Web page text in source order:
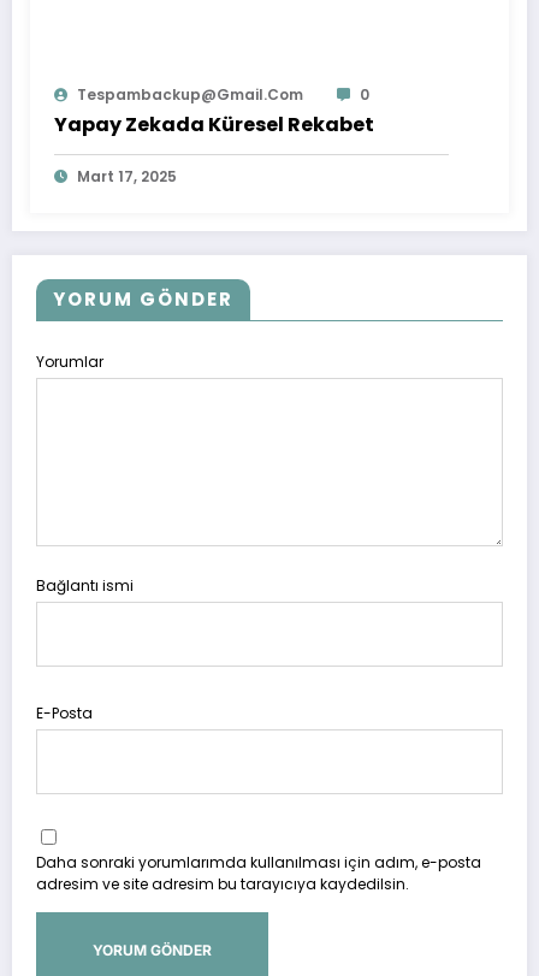
Tespambackup@gmail.com 0
Yapay Zekada Küresel Rekabet
Mart 17, 2025
YORUM GÖNDER
Yorumlar
Bağlantı ismi
E-Posta
Daha sonraki yorumlarımda kullanılması için adım, e-posta
adresim ve site adresim bu tarayıcıya kaydedilsin.